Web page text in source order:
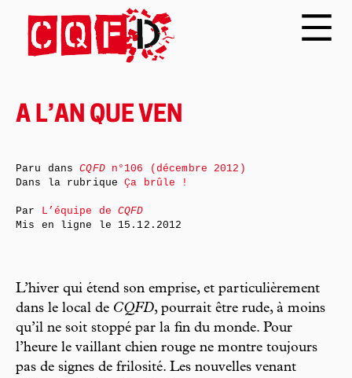
A L’AN QUE VEN
L’hiver qui étend son emprise, et particulièrement
dans le local de CQFD, pourrait être rude, à moins
qu’il ne soit stoppé par la fin du monde. Pour
l’heure le vaillant chien rouge ne montre toujours
pas de signes de frilosité. Les nouvelles venant
Paru dansCQFDn°106 (décembre 2012)
Dans la rubriqueÇa brûle !
Par L’équipe deCQFD
Mis en ligne le 15.12.2012